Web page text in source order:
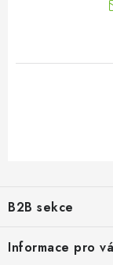
p
a
B2B sekce
poskytování
Informace pro